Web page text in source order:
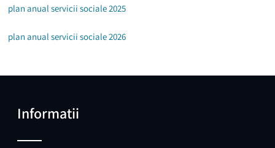
plan anual servicii sociale 2025
plan anual servicii sociale 2026
Informatii